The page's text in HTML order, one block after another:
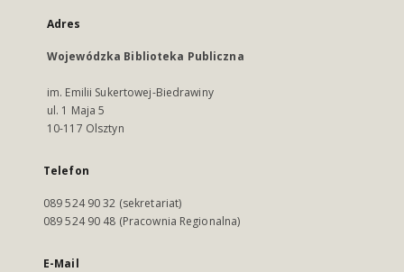
Adres
Wojewódzka Biblioteka Publiczna
im. Emilii Sukertowej-Biedrawiny
ul. 1 Maja 5
10-117 Olsztyn
Telefon
089 524 90 32 (sekretariat)
089 524 90 48 (Pracownia Regionalna)
E-Mail